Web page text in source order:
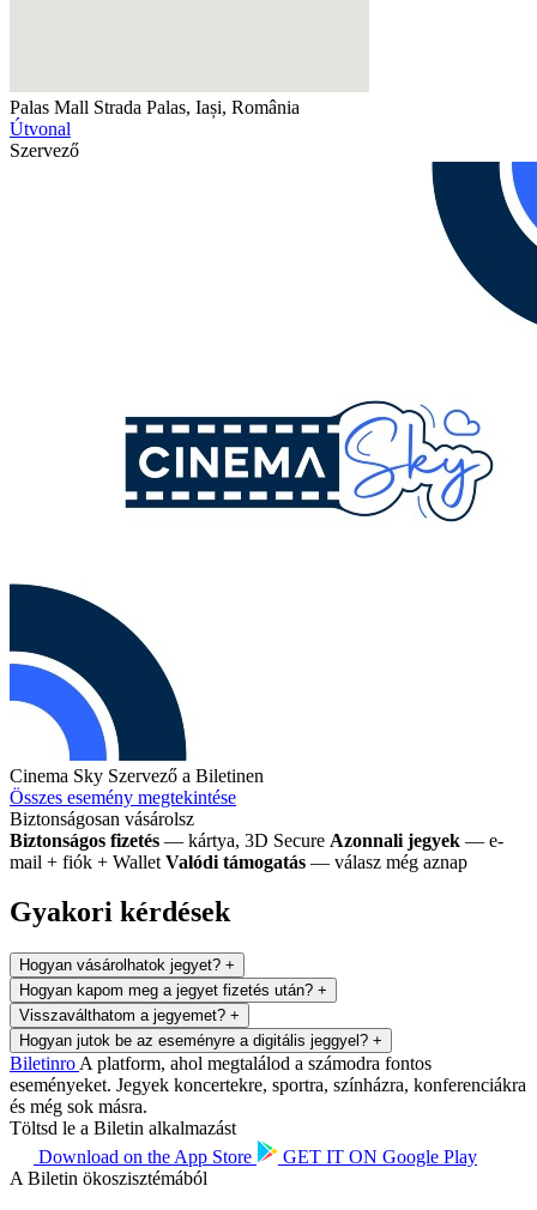
Palas Mall Strada Palas, Iași, România
Útvonal
Szervező
Cinema Sky Szervező a Biletinen
Összes esemény megtekintése
Biztonságosan vásárolsz
Biztonságos fizetés — kártya, 3D Secure Azonnali jegyek — e-
mail + fiók + Wallet Valódi támogatás — válasz még aznap
Gyakori kérdések
Hogyan vásárolhatok jegyet? +
Hogyan kapom meg a jegyet fizetés után? +
Visszaválthatom a jegyemet? +
Hogyan jutok be az eseményre a digitális jeggyel? +
Biletinro A platform, ahol megtalálod a számodra fontos
eseményeket. Jegyek koncertekre, sportra, színházra, konferenciákra
és még sok másra.
Töltsd le a Biletin alkalmazást
Download on the App Store GET IT ON Google Play
A Biletin ökoszisztémából